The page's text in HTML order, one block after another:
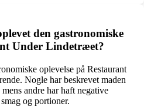
den gastronomiske
Under Lindetræet?
oplevelse på Restaurant
Nogle har beskrevet maden
andre har haft negative
og portioner.